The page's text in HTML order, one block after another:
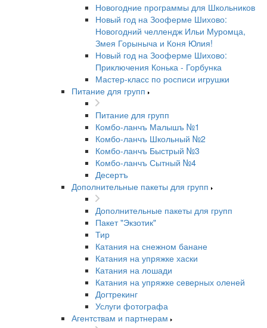
Новогодние программы для Школьников
Новый год на Зооферме Шихово:
Новогодний челлендж Ильи Муромца,
Змея Горыныча и Коня Юлия!
Новый год на Зооферме Шихово:
Приключения Конька - Горбунка
Мастер-класс по росписи игрушки
Питание для групп
Питание для групп
Комбо-ланчъ Малышъ №1
Комбо-ланчъ Школьный №2
Комбо-ланчъ Быстрый №3
Комбо-ланчъ Сытный №4
Десертъ
Дополнительные пакеты для групп
Дополнительные пакеты для групп
Пакет "Экзотик"
Тир
Катания на снежном банане
Катания на упряжке хаски
Катания на лошади
Катания на упряжке северных оленей
Догтрекинг
Услуги фотографа
Агентствам и партнерам